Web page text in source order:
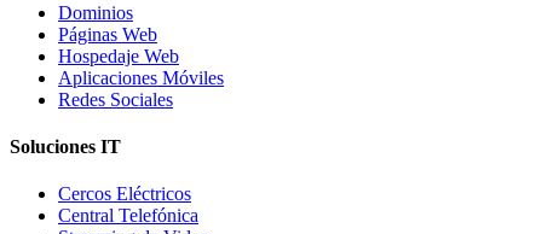
Dominios
Páginas Web
Hospedaje Web
Aplicaciones Móviles
Redes Sociales
Soluciones IT
Cercos Eléctricos
Central Telefónica